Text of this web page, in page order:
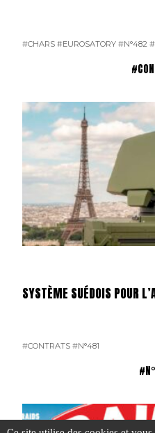
#CHARS #EUROSATORY #N°482
SYSTÈME SUÉDOIS POUR
#CONTRATS #N°481